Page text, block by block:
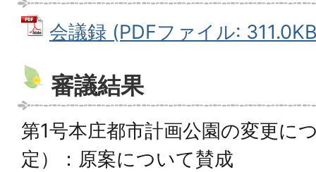
会議録 (PDFファイル:
審議結果
第1号本庄都市計画公園の変更に
定）：原案について賛成